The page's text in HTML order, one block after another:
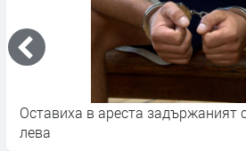
Оставиха в ареста задържаният
лева